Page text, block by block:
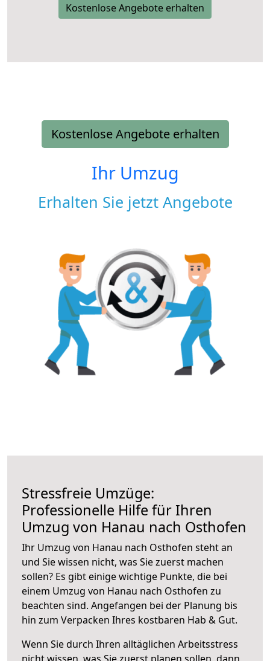
Kostenlose Angebote erhalten
Kostenlose Angebote erhalten
Ihr Umzug
Erhalten Sie jetzt Angebote
Stressfreie Umzüge:
Professionelle Hilfe für Ihren
Umzug von Hanau nach Osthofen
Ihr Umzug von Hanau nach Osthofen steht an
und Sie wissen nicht, was Sie zuerst machen
sollen? Es gibt einige wichtige Punkte, die bei
einem Umzug von Hanau nach Osthofen zu
beachten sind. Angefangen bei der Planung bis
hin zum Verpacken Ihres kostbaren Hab & Gut.
Wenn Sie durch Ihren alltäglichen Arbeitsstress